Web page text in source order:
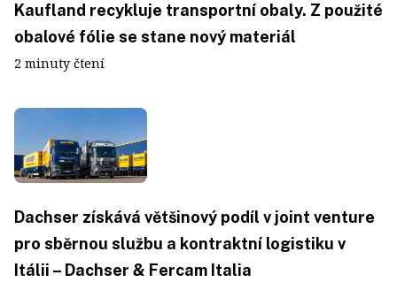
Kaufland recykluje transportní obaly. Z použité
obalové fólie se stane nový materiál
2 minuty čtení
Dachser získává většinový podíl v joint venture
pro sběrnou službu a kontraktní logistiku v
Itálii – Dachser & Fercam Italia